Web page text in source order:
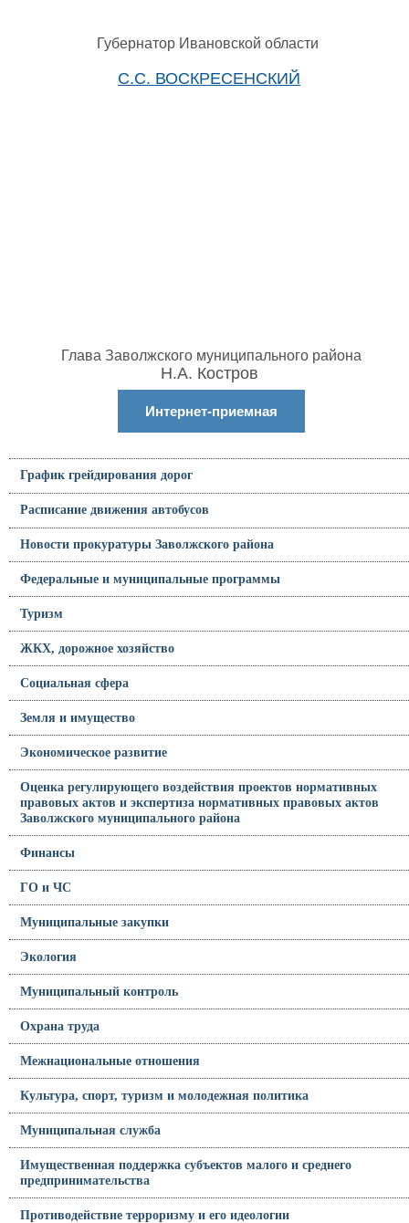
Губернатор Ивановской области
С.С. ВОСКРЕСЕНСКИЙ
Глава Заволжского муниципального района
Н.А. Костров
Интернет-приемная
График грейдирования дорог
Расписание движения автобусов
Новости прокуратуры Заволжского района
Федеральные и муниципальные программы
Туризм
ЖКХ, дорожное хозяйство
Социальная сфера
Земля и имущество
Экономическое развитие
Оценка регулирующего воздействия проектов нормативных
правовых актов и экспертиза нормативных правовых актов
Заволжского муниципального района
Финансы
ГО и ЧС
Муниципальные закупки
Экология
Муниципальный контроль
Охрана труда
Межнациональные отношения
Культура, спорт, туризм и молодежная политика
Муниципальная служба
Имущественная поддержка субъектов малого и среднего
предпринимательства
Противодействие терроризму и его идеологии